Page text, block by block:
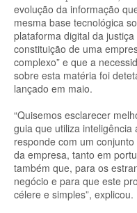
evolução da informação
mesma base tecnológica
plataforma digital da
constituição de uma
complexo” e que a
sobre esta matéria foi
lançado em maio.
“Quisemos esclarecer
guia que utiliza
responde com um
da empresa, tanto em
também que, para os
negócio e para que este
célere e simples”, explicou.